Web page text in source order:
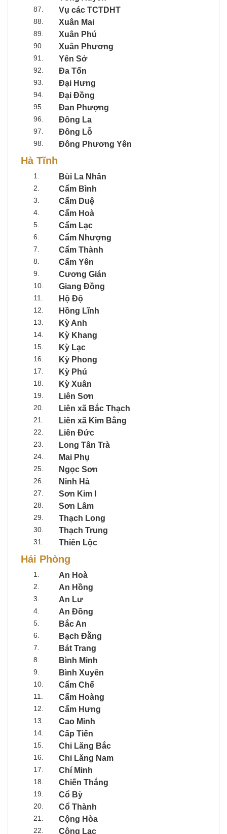
87. Vụ các TCTDHT
88. Xuân Mai
89. Xuân Phú
90. Xuân Phương
91. Yên Sở
92. Đa Tốn
93. Đại Hưng
94. Đại Đồng
95. Đan Phượng
96. Đông La
97. Đông Lỗ
98. Đông Phương Yên
Hà Tĩnh
1. Bùi La Nhân
2. Cẩm Bình
3. Cẩm Duệ
4. Cẩm Hoà
5. Cẩm Lạc
6. Cẩm Nhượng
7. Cẩm Thành
8. Cẩm Yên
9. Cương Gián
10. Giang Đồng
11. Hộ Độ
12. Hồng Lĩnh
13. Kỳ Anh
14. Kỳ Khang
15. Kỳ Lạc
16. Kỳ Phong
17. Kỳ Phú
18. Kỳ Xuân
19. Liên Sơn
20. Liên xã Bắc Thạch
21. Liên xã Kim Bằng
22. Liên Đức
23. Long Tân Trà
24. Mai Phụ
25. Ngọc Sơn
26. Ninh Hà
27. Sơn Kim I
28. Sơn Lâm
29. Thạch Long
30. Thạch Trung
31. Thiên Lộc
Hải Phòng
1. An Hoà
2. An Hồng
3. An Lư
4. An Đồng
5. Bắc An
6. Bạch Đằng
7. Bát Trang
8. Bình Minh
9. Bình Xuyên
10. Cẩm Chế
11. Cẩm Hoàng
12. Cẩm Hưng
13. Cao Minh
14. Cấp Tiến
15. Chi Lăng Bắc
16. Chi Lăng Nam
17. Chí Minh
18. Chiến Thắng
19. Cổ Bỳ
20. Cổ Thành
21. Cộng Hòa
22. Cộng Lạc